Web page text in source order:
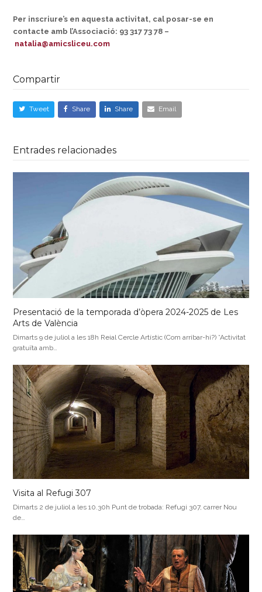
Per inscriure’s en aquesta activitat, cal posar-se en
contacte amb l’Associació: 93 317 73 78 –
natalia@amicsliceu.com
Compartir
Tweet Share Share Email
Entrades relacionades
Presentació de la temporada d’òpera 2024-2025 de Les
Arts de València
Dimarts 9 de juliol a les 18h Reial Cercle Artístic (Com arribar-hi?) *Activitat
gratuïta amb…
Visita al Refugi 307
Dimarts 2 de juliol a les 10.30h Punt de trobada: Refugi 307, carrer Nou
de…